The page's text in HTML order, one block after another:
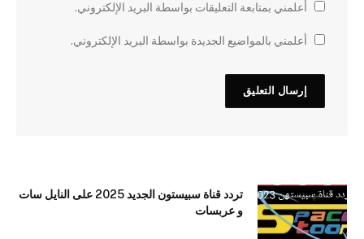
أعلمني بمتابعة التعليقات بواسطة البريد الإلكتروني.
أعلمني بالمواضيع الجديدة بواسطة البريد الإلكتروني.
تردد قناة سبيستون الجديد 2025 على النايل سات
و عربسات